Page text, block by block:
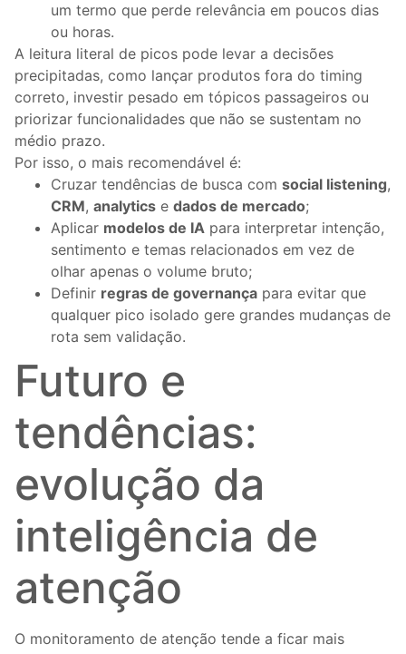
um termo que perde relevância em poucos dias
ou horas.
A leitura literal de picos pode levar a decisões
precipitadas, como lançar produtos fora do timing
correto, investir pesado em tópicos passageiros ou
priorizar funcionalidades que não se sustentam no
médio prazo.
Por isso, o mais recomendável é:
Cruzar tendências de busca com social listening,
CRM, analytics e dados de mercado;
Aplicar modelos de IA para interpretar intenção,
sentimento e temas relacionados em vez de
olhar apenas o volume bruto;
Definir regras de governança para evitar que
qualquer pico isolado gere grandes mudanças de
rota sem validação.
Futuro e
tendências:
evolução da
inteligência de
atenção
O monitoramento de atenção tende a ficar mais